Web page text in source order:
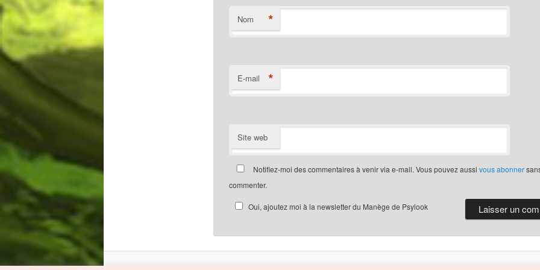
Nom *
E-mail *
Site web
Notifiez-moi des commentaires à venir via e-mail. Vous pouvez aussi vous abonner
commenter.
Oui, ajoutez moi à la newsletter du Manège de Psylook